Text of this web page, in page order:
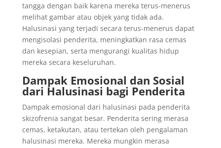
tangga dengan baik karena mereka terus-menerus
melihat gambar atau objek yang tidak ada.
Halusinasi yang terjadi secara terus-menerus dapat
mengisolasi penderita, meningkatkan rasa cemas
dan kesepian, serta mengurangi kualitas hidup
mereka secara keseluruhan.
Dampak Emosional dan Sosial
dari Halusinasi bagi Penderita
Dampak emosional dari halusinasi pada penderita
skizofrenia sangat besar. Penderita sering merasa
cemas, ketakutan, atau tertekan oleh pengalaman
halusinasi mereka. Mereka mungkin merasa